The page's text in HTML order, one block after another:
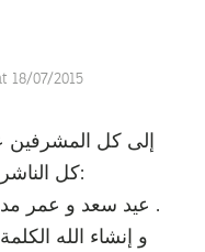
18/07/2015
إلى كل المشرفين
كل الناشرين و إلى كل المتدخلين:
عيد سعد و عمر مديد وكل عام و أنتم بخير .
و إنشاء الله